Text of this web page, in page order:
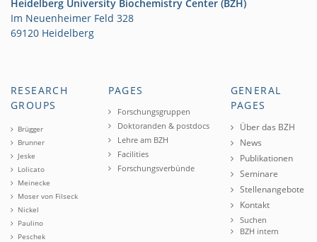
Heidelberg University Biochemistry Center (BZH)
Im Neuenheimer Feld 328
69120 Heidelberg
RESEARCH
GROUPS
Brügger
Brunner
Jeske
Lolicato
Meinecke
Moser von Filseck
Nickel
Paulino
Peschek
PAGES
Forschungsgruppen
Doktoranden & postdocs
Lehre am BZH
Facilities
Forschungsverbünde
GENERAL
PAGES
Über das BZH
News
Publikationen
Seminare
Stellenangebote
Kontakt
Suchen
BZH intern